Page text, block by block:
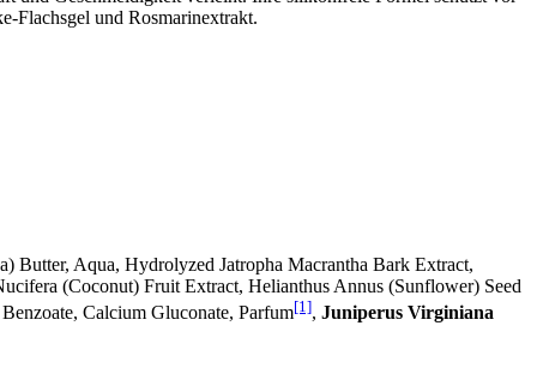
Flachsgel und Rosmarinextrakt.
Butter, Aqua, Hydrolyzed Jatropha Macrantha Bark Extract,
(Coconut) Fruit Extract, Helianthus Annus (Sunflower) Seed
Calcium Gluconate, Parfum[1], Juniperus Virginiana